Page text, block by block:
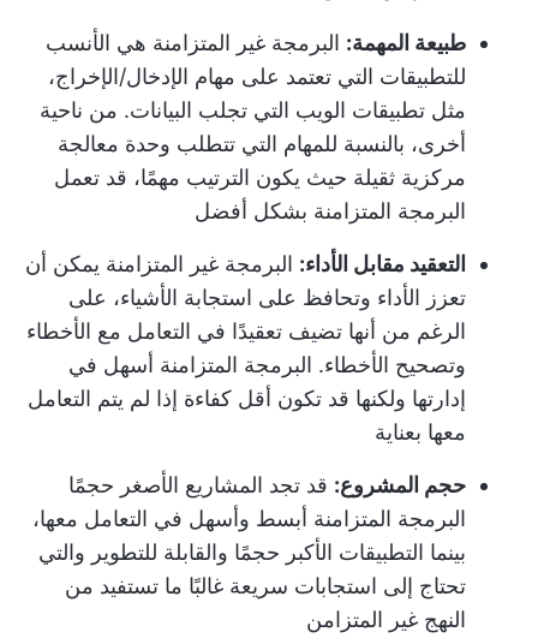
طبيعة المهمة: البرمجة غير المتزامنة هي الأنسب
للتطبيقات التي تعتمد على مهام الإدخال/الإخراج،
مثل تطبيقات الويب التي تجلب البيانات. من ناحية
أخرى، بالنسبة للمهام التي تتطلب وحدة معالجة
مركزية ثقيلة حيث يكون الترتيب مهمًا، قد تعمل
البرمجة المتزامنة بشكل أفضل
التعقيد مقابل الأداء: البرمجة غير المتزامنة يمكن أن
تعزز الأداء وتحافظ على استجابة الأشياء، على
الرغم من أنها تضيف تعقيدًا في التعامل مع الأخطاء
وتصحيح الأخطاء. البرمجة المتزامنة أسهل في
إدارتها ولكنها قد تكون أقل كفاءة إذا لم يتم التعامل
معها بعناية
حجم المشروع: قد تجد المشاريع الأصغر حجمًا
البرمجة المتزامنة أبسط وأسهل في التعامل معها،
بينما التطبيقات الأكبر حجمًا والقابلة للتطوير والتي
تحتاج إلى استجابات سريعة غالبًا ما تستفيد من
النهج غير المتزامن